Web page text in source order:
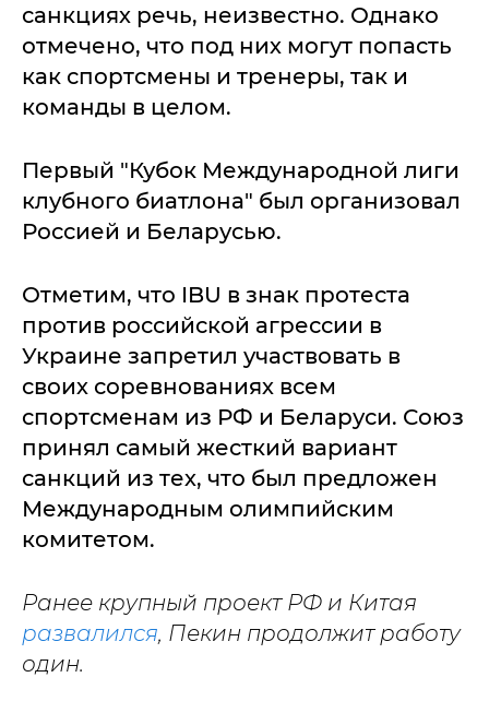
санкциях речь, неизвестно. Однако
отмечено, что под них могут попасть
как спортсмены и тренеры, так и
команды в целом.
Первый "Кубок Международной лиги
клубного биатлона" был организовал
Россией и Беларусью.
Отметим, что IBU в знак протеста
против российской агрессии в
Украине запретил участвовать в
своих соревнованиях всем
спортсменам из РФ и Беларуси. Союз
принял самый жесткий вариант
санкций из тех, что был предложен
Международным олимпийским
комитетом.
Ранее крупный проект РФ и Китая
развалился, Пекин продолжит работу
один.